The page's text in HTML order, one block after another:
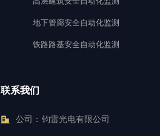
地下管廊安全自动化监测
铁路路基安全自动化监测
公司： 钧雷光电有限公司
联系我们